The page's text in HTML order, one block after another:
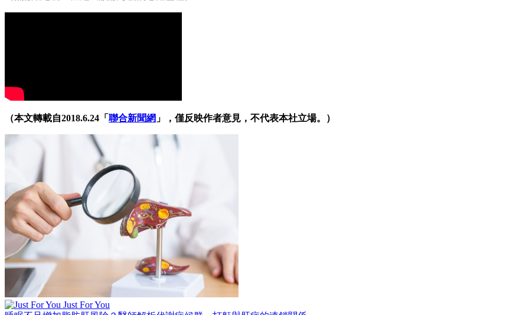
（本文轉載自2018.6.24「 聯合新聞網 」，僅反映作者意見，不代表本社立場。）
Just For You